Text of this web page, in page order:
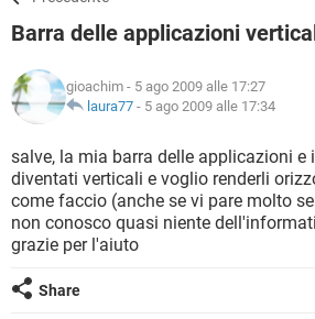
INSTAGRAM
TIKTOK
HARDWARE
INSTAGRAM
TIKTOK
HARDWARE
COVID-19 GAMING
INTRATTENIMENTO
iOS
INSTAGRAM
TIKTOK
HARDWARE
COVID-19 GAMING
INTRATTENIMENTO
iOS
INSTAGRAM
TIKTOK
HARDWARE
GLOSSARIO
COVID-19 GAMING
INTRATTENIMENTO
iOS
INSTAGRAM
TIKTOK
Barra delle applicazioni
gioachim - 5 ago 2009 alle 17:27
laura77 - 5 ago 2009 alle 17:34
salve, la mia barra delle applicazioni e
diventati verticali e voglio renderli
come faccio (anche se vi pare molto
non conosco quasi niente
grazie per l'aiuto
Share